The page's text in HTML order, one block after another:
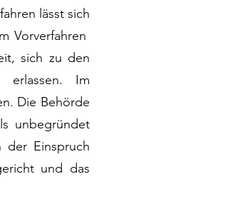
lässt sich
Vorverfahren
sich zu den
erlassen. Im
Die Behörde
unbegründet
der Einspruch
und das